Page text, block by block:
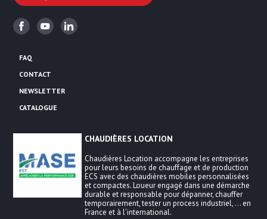
FacebookYoutubeLinkedin
FAQ
CONTACT
NEWSLETTER
CATALOGUE
CHAUDIÈRES LOCATION
Chaudières Location accompagne les entreprises
pour leurs besoins de chauffage et de production
ECS avec des chaudières mobiles personnalisées
et compactes. Loueur engagé dans une démarche
durable et responsable pour dépanner, chauffer
temporairement, tester un process industriel, … en
France et à l’international.